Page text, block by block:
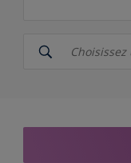
Sikkens